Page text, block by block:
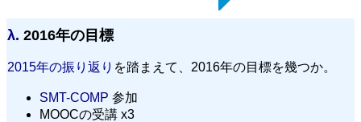
λ. 2016年の目標
2015年の振り返り を踏まえて、2016年の目標を幾つか。
SMT-COMP 参加
MOOCの受講 x3